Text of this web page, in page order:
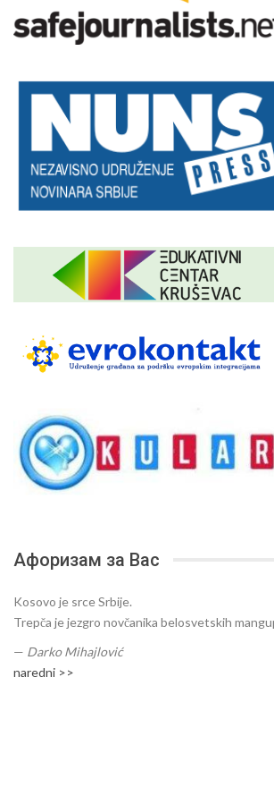
Афоризам за Вас
Kosovo je srce Srbije.
Trepča je jezgro novčanika belosvetskih
— Darko Mihajlović
naredni >>